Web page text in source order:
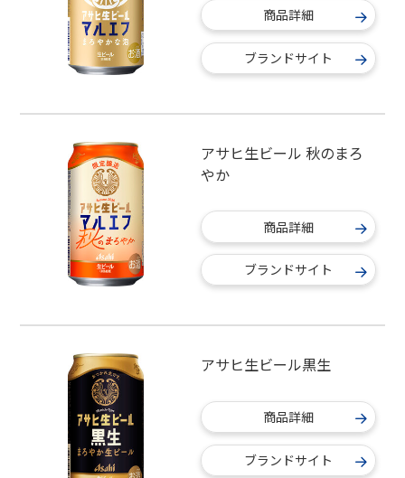
商品詳細
ブランドサイト
アサヒ生ビール 秋のまろ
やか
商品詳細
ブランドサイト
アサヒ生ビール黒生
商品詳細
ブランドサイト